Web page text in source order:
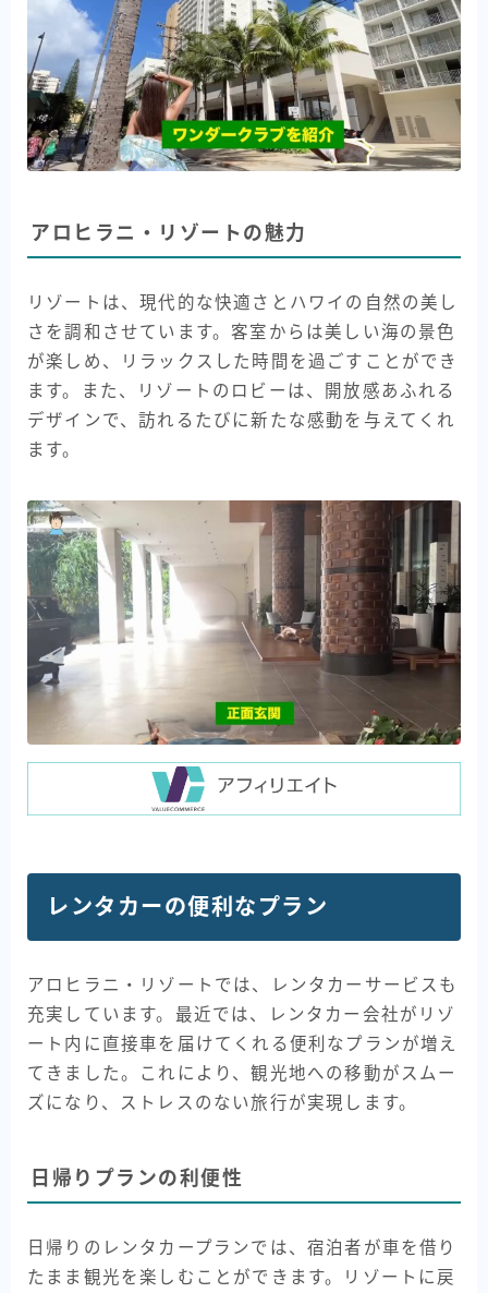
アロヒラニ・リゾートの魅力
リゾートは、現代的な快適さとハワイの自然の美し
さを調和させています。客室からは美しい海の景色
が楽しめ、リラックスした時間を過ごすことができ
ます。また、リゾートのロビーは、開放感あふれる
デザインで、訪れるたびに新たな感動を与えてくれ
ます。
レンタカーの便利なプラン
アロヒラニ・リゾートでは、レンタカーサービスも
充実しています。最近では、レンタカー会社がリゾ
ート内に直接車を届けてくれる便利なプランが増え
てきました。これにより、観光地への移動がスムー
ズになり、ストレスのない旅行が実現します。
日帰りプランの利便性
日帰りのレンタカープランでは、宿泊者が車を借り
たまま観光を楽しむことができます。リゾートに戻